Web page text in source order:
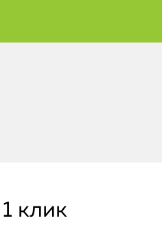
клик